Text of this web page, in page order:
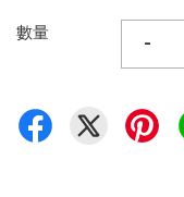
數量 -